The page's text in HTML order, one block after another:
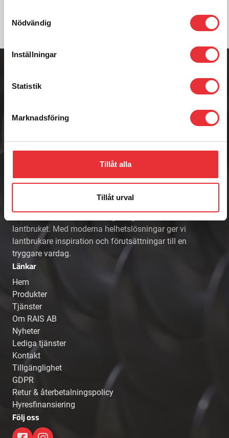
Nödvändig
Inställningar
Statistik
Marknadsföring
Tillåt alla
Tillåt urval
Adress
E-post
RAIS AB
lantbruket. Med moderna helhetslösningar ger vi
lantbrukare inspiration och förutsättningar till en
tryggare vardag.
Länkar
Hem
Produkter
Tjänster
Om RAIS AB
Nyheter
Lediga tjänster
Kontakt
Tillgänglighet
GDPR
Retur & återbetalningspolicy
Hyresfinansiering
Följ oss